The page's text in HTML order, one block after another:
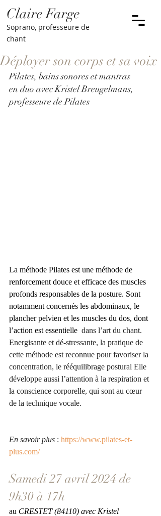
Claire Farge
Soprano, professeure de
chant
Déployer son corps et sa voix
Pilates, bains sonores et mantras
en duo avec Kristel Breugelmans,
professeure de Pilates
La méthode Pilates est une méthode de
renforcement douce et efficace des muscles
profonds responsables de la posture. Sont
notamment concernés les abdominaux, le
plancher pelvien et les muscles du dos, dont
l’action est essentielle dans l’art du chant.
Energisante et dé-stressante, la pratique de
cette méthode est reconnue pour favoriser la
concentration, le rééquilibrage postural Elle
développe aussi l’attention à la respiration et
la conscience corporelle, qui sont au cœur
de la technique vocale.
En savoir plus : https://www.pilates-et-
plus.com/
Samedi 27 avril 2024 de
9h30 à 17h
au CRESTET (84110) avec Kristel